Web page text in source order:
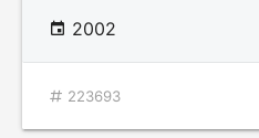
2002
223693